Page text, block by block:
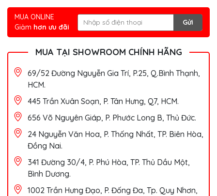
MUA ONLINE
Giảm hơn ưu đãi
Gửi
MUA TẠI SHOWROOM CHÍNH HÃNG
69/52 Đường Nguyễn Gia Trí, P.25, Q.Bình Thạnh,
HCM.
445 Trần Xuân Soạn, P. Tân Hưng, Q7, HCM.
656 Võ Nguyên Giáp, P. Phước Long B, Thủ Đức.
24 Nguyễn Văn Hoa, P. Thống Nhất, TP. Biên Hòa,
Đồng Nai.
341 Đường 30/4, P. Phú Hòa, TP. Thủ Dầu Một,
Bình Dương.
1002 Trần Hưng Đạo, P. Đống Đa, Tp. Quy Nhơn,